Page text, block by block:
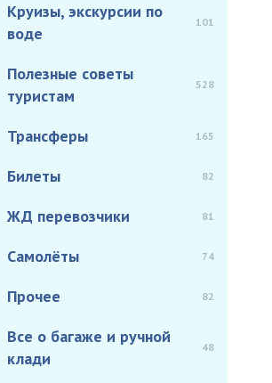
Круизы, экскурсии по
воде
101
Полезные советы
туристам
528
Трансферы 165
Билеты 82
ЖД перевозчики 81
Самолёты 74
Прочее 82
Все о багаже и ручной
клади
48